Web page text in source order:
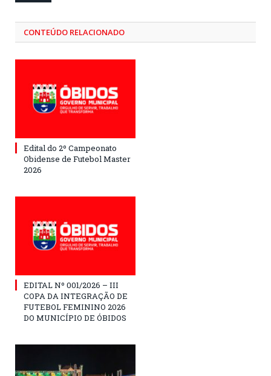
CONTEÚDO RELACIONADO
Edital do 2º Campeonato
Obidense de Futebol Master
2026
EDITAL Nº 001/2026 – III
COPA DA INTEGRAÇÃO DE
FUTEBOL FEMININO 2026
DO MUNICÍPIO DE ÓBIDOS